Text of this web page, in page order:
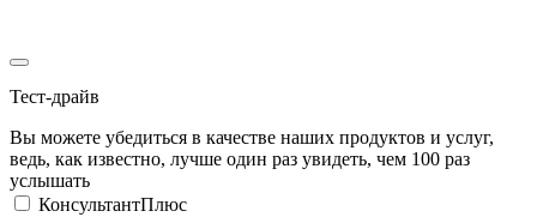
Тест-драйв
Вы можете убедиться в качестве наших продуктов и услуг,
ведь, как известно, лучше один раз увидеть, чем 100 раз
услышать
КонсультантПлюс